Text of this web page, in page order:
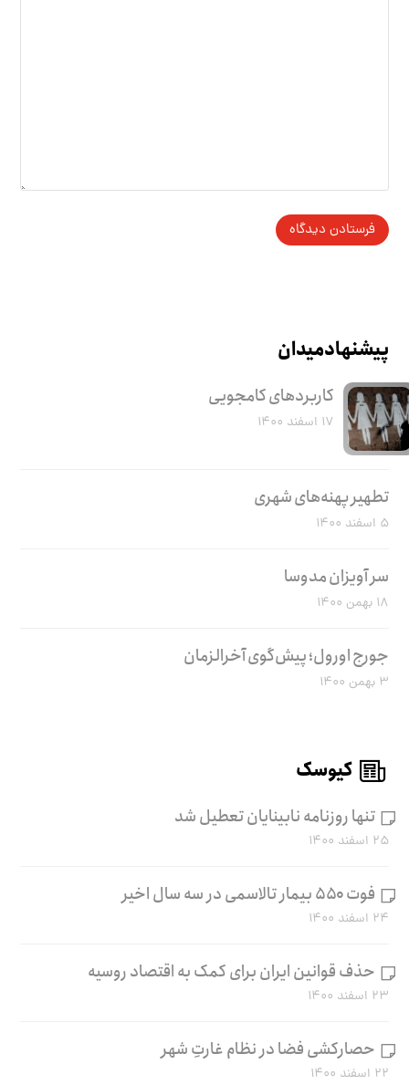
پیشنهاد میدان
کاربرد‌های کامجویی
۱۷ اسفند ۱۴۰۰
تطهیر پهنه‌های شهری
۵ اسفند ۱۴۰۰
سر آویزان مدوسا
۱۸ بهمن ۱۴۰۰
جورج اورول؛ پیش‌گوی آخرالزمان
۳ بهمن ۱۴۰۰
کیوسک
تنها روزنامه نابینایان تعطیل شد
۲۵ اسفند ۱۴۰۰
فوت ۵۵۰ بیمار تالاسمی در سه سال اخیر
۲۴ اسفند ۱۴۰۰
حذف قوانین ایران برای کمک به اقتصاد روسیه
۲۳ اسفند ۱۴۰۰
حصارکشی فضا در نظام غارتِ شهر
۲۲ اسفند ۱۴۰۰